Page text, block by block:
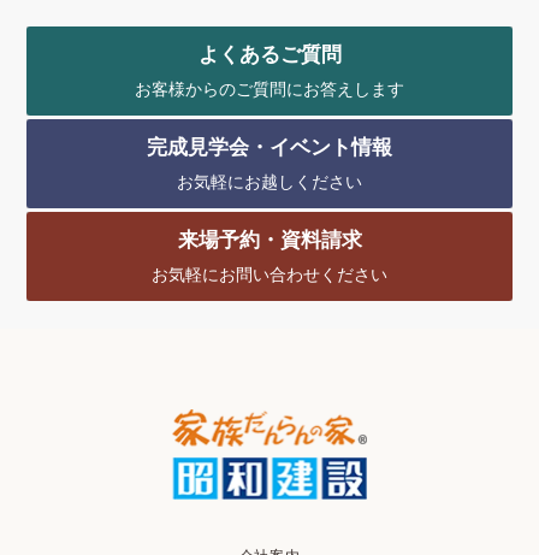
よくあるご質問
お客様からのご質問にお答えします
完成見学会・イベント情報
お気軽にお越しください
来場予約・資料請求
お気軽にお問い合わせください